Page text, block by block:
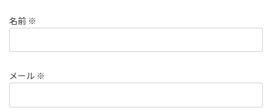
名前 ※
メール ※